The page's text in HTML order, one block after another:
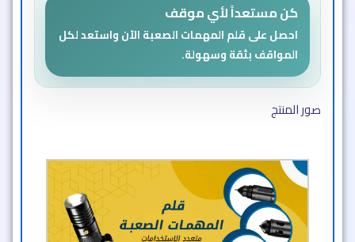
كن مستعداً لأي موقف
احصل على قلم المهمات الصعبة الآن واستعد لكل
المواقف بثقة وسهولة.
صور المنتج​